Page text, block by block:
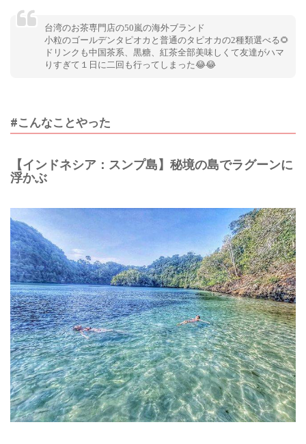
台湾のお茶専門店の50嵐の海外ブランド
小粒のゴールデンタピオカと普通のタピオカの2種類選べる🌻
ドリンクも中国茶系、黒糖、紅茶全部美味しくて友達がハマ
りすぎて１日に二回も行ってしまった😂😂
#こんなことやった
【インドネシア：スンプ島】秘境の島でラグーンに
浮かぶ